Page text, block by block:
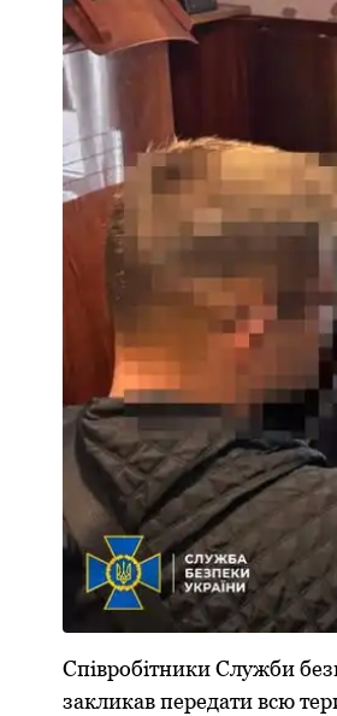
Співробітники Служби
закликав передати всю